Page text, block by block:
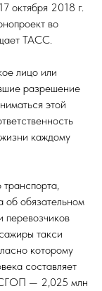
октября 2018 г.
во
ТАСС.
лицо или
разрешение
этой
каждому
об обязательном
перевозчиков
такси
которому
составляет
— 2,025 млн